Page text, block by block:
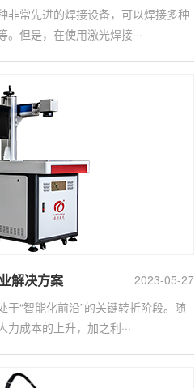
非常先进的焊接设备，可以焊接多种
但是，在使用激光焊接···
2023-05-27
解决方案
于“智能化前沿”的关键转折阶段。随
成本的上升，加之利···